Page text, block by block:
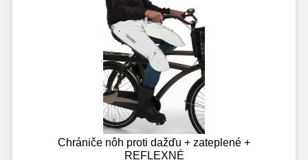
Chrániče nôh proti dažďu + zateplené +
REFLEXNÉ